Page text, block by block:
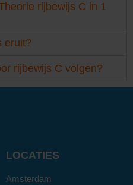
rijbewijs C in 1
eruit?
rijbewijs C volgen?
LOCATIES
Amsterdam